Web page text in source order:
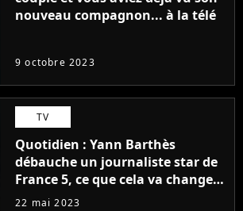
nouveau compagnon... à la télé
9 octobre 2023
TV
Quotidien : Yann Barthès
débauche un journaliste star de
France 5, ce que cela va changer
à la rentrée
22 mai 2023